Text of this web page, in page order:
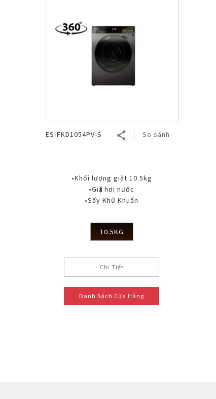
ES-FKD1054PV-S So sánh
•Khối lượng giặt 10.5kg
•Giặt hơi nước
•Sấy Khử Khuẩn
10.5KG
Chi Tiết
Danh Sách Cửa Hàng